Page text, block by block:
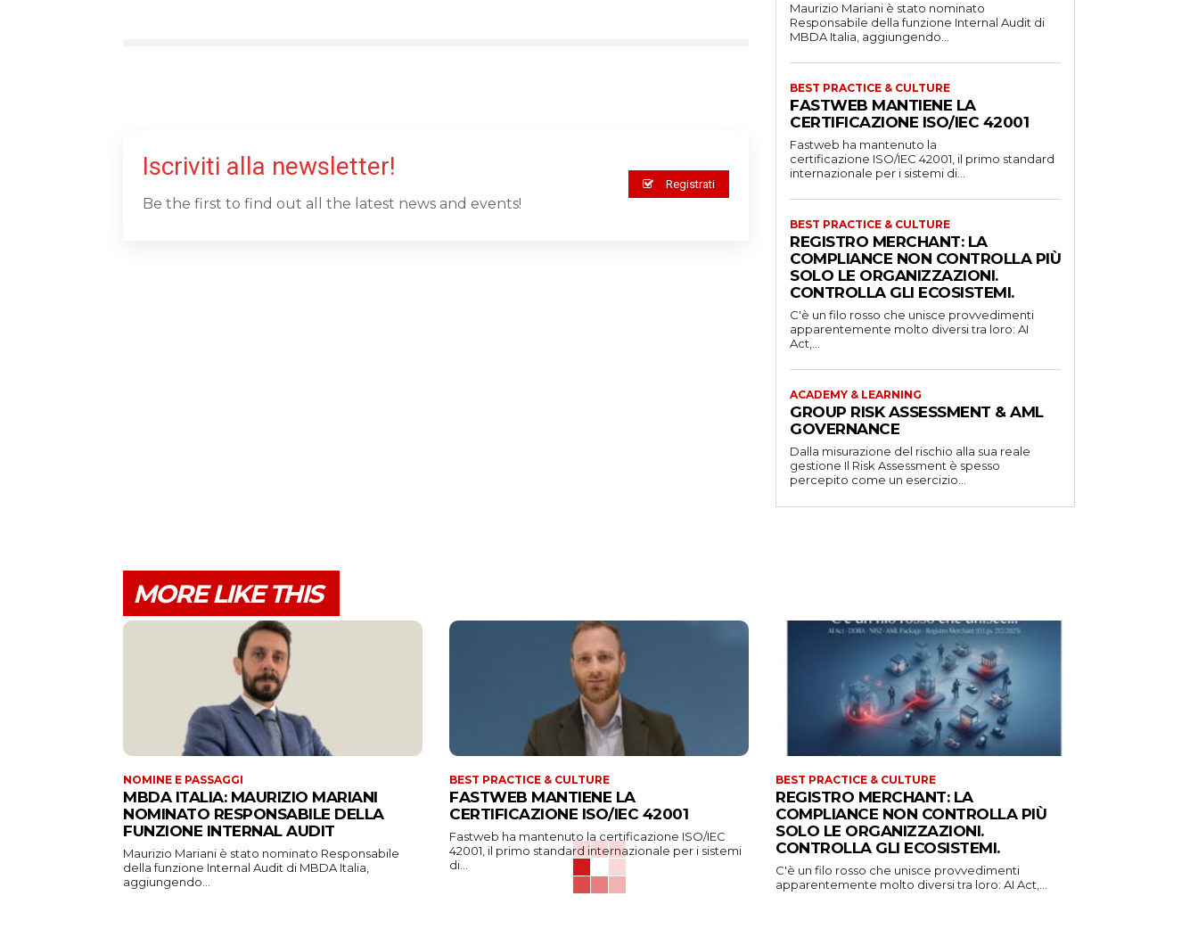
Iscriviti alla newsletter!
Be the first to find out all the latest news and events!
Registrati
Maurizio Mariani è stato nominato
Responsabile della funzione Internal Audit di
MBDA Italia, aggiungendo...
BEST PRACTICE & CULTURE
FASTWEB MANTIENE LA
CERTIFICAZIONE ISO/IEC 42001
Fastweb ha mantenuto la
certificazione ISO/IEC 42001, il primo standard
internazionale per i sistemi di...
BEST PRACTICE & CULTURE
REGISTRO MERCHANT: LA
COMPLIANCE NON CONTROLLA PIÙ
SOLO LE ORGANIZZAZIONI.
CONTROLLA GLI ECOSISTEMI.
C'è un filo rosso che unisce provvedimenti
apparentemente molto diversi tra loro: AI
Act,...
ACADEMY & LEARNING
GROUP RISK ASSESSMENT & AML
GOVERNANCE
Dalla misurazione del rischio alla sua reale
gestione Il Risk Assessment è spesso
percepito come un esercizio...
MORE LIKE THIS
NOMINE E PASSAGGI
MBDA ITALIA: MAURIZIO MARIANI
NOMINATO RESPONSABILE DELLA
FUNZIONE INTERNAL AUDIT
Maurizio Mariani è stato nominato Responsabile
della funzione Internal Audit di MBDA Italia,
aggiungendo...
BEST PRACTICE & CULTURE
FASTWEB MANTIENE LA
CERTIFICAZIONE ISO/IEC 42001
Fastweb ha mantenuto la certificazione ISO/IEC
42001, il primo standard internazionale per i sistemi
di...
BEST PRACTICE & CULTURE
REGISTRO MERCHANT: LA
COMPLIANCE NON CONTROLLA PIÙ
SOLO LE ORGANIZZAZIONI.
CONTROLLA GLI ECOSISTEMI.
C'è un filo rosso che unisce provvedimenti
apparentemente molto diversi tra loro: AI Act,...